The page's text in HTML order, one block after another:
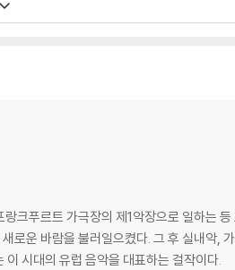
크푸르트 가극장의 제1악장으로 일하는
운 바람을 불러일으켰다. 그 후 실내악, 가
이 시대의 유럽 음악을 대표하는 걸작이다.